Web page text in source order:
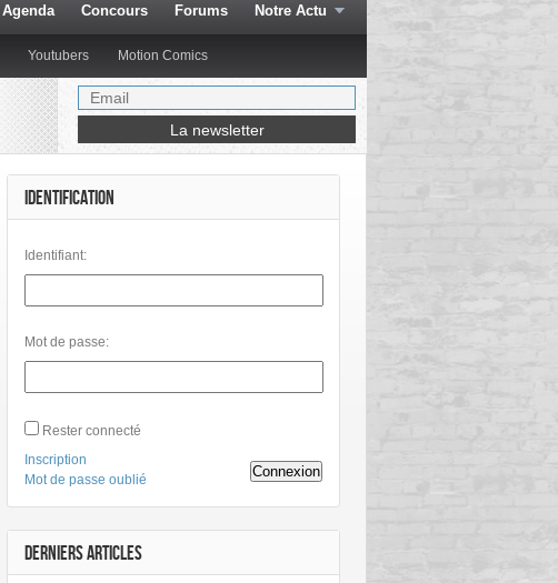
Agenda Concours Forums Notre Actu
Youtubers Motion Comics
IDENTIFICATION
Identifiant:
Mot de passe:
Rester connecté
Connexion
Inscription
Mot de passe oublié
DERNIERS ARTICLES